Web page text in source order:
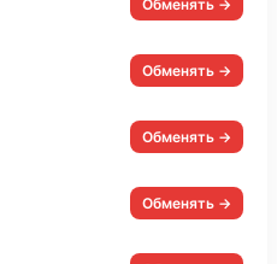
Обменять →
Обменять →
Обменять →
Обменять →